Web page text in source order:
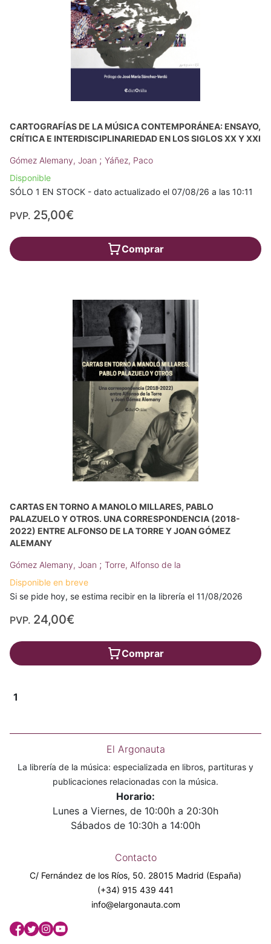
CARTOGRAFÍAS DE LA MÚSICA CONTEMPORÁNEA: ENSAYO,
CRÍTICA E INTERDISCIPLINARIEDAD EN LOS SIGLOS XX Y XXI
Gómez Alemany, Joan ; Yáñez, Paco
Disponible
SÓLO 1 EN STOCK - dato actualizado el 07/08/26 a las 10:11
PVP. 25,00€
Comprar
CARTAS EN TORNO A MANOLO MILLARES, PABLO
PALAZUELO Y OTROS. UNA CORRESPONDENCIA (2018-
2022) ENTRE ALFONSO DE LA TORRE Y JOAN GÓMEZ
ALEMANY
Gómez Alemany, Joan ; Torre, Alfonso de la
Disponible en breve
Si se pide hoy, se estima recibir en la librería el 11/08/2026
PVP. 24,00€
Comprar
1
El Argonauta
La librería de la música: especializada en libros, partituras y
publicaciones relacionadas con la música.
Horario:
Lunes a Viernes, de 10:00h a 20:30h
Sábados de 10:30h a 14:00h
Contacto
C/ Fernández de los Ríos, 50. 28015 Madrid (España)
(+34) 915 439 441
info@elargonauta.com